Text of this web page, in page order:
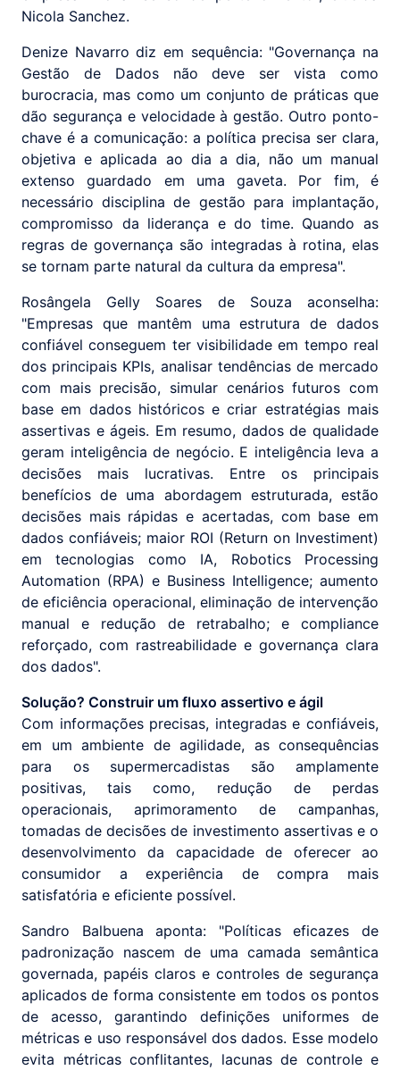
Nicola Sanchez.
Denize Navarro diz em sequência: "Governança na
Gestão de Dados não deve ser vista como
burocracia, mas como um conjunto de práticas que
dão segurança e velocidade à gestão. Outro ponto-
chave é a comunicação: a política precisa ser clara,
objetiva e aplicada ao dia a dia, não um manual
extenso guardado em uma gaveta. Por fim, é
necessário disciplina de gestão para implantação,
compromisso da liderança e do time. Quando as
regras de governança são integradas à rotina, elas
se tornam parte natural da cultura da empresa".
Rosângela Gelly Soares de Souza aconselha:
"Empresas que mantêm uma estrutura de dados
confiável conseguem ter visibilidade em tempo real
dos principais KPIs, analisar tendências de mercado
com mais precisão, simular cenários futuros com
base em dados históricos e criar estratégias mais
assertivas e ágeis. Em resumo, dados de qualidade
geram inteligência de negócio. E inteligência leva a
decisões mais lucrativas. Entre os principais
benefícios de uma abordagem estruturada, estão
decisões mais rápidas e acertadas, com base em
dados confiáveis; maior ROI (Return on Investiment)
em tecnologias como IA, Robotics Processing
Automation (RPA) e Business Intelligence; aumento
de eficiência operacional, eliminação de intervenção
manual e redução de retrabalho; e compliance
reforçado, com rastreabilidade e governança clara
dos dados".
Solução? Construir um fluxo assertivo e ágil
Com informações precisas, integradas e confiáveis,
em um ambiente de agilidade, as consequências
para os supermercadistas são amplamente
positivas, tais como, redução de perdas
operacionais, aprimoramento de campanhas,
tomadas de decisões de investimento assertivas e o
desenvolvimento da capacidade de oferecer ao
consumidor a experiência de compra mais
satisfatória e eficiente possível.
Sandro Balbuena aponta: "Políticas eficazes de
padronização nascem de uma camada semântica
governada, papéis claros e controles de segurança
aplicados de forma consistente em todos os pontos
de acesso, garantindo definições uniformes de
métricas e uso responsável dos dados. Esse modelo
evita métricas conflitantes, lacunas de controle e